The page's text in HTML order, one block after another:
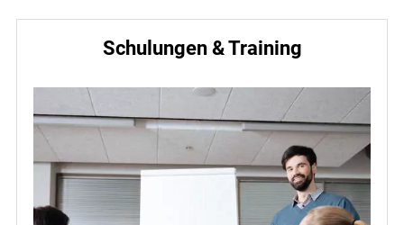
Schulungen & Training